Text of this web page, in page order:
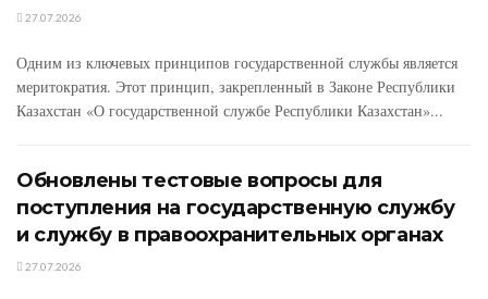
27.07.2026
Одним из ключевых принципов государственной службы является
меритократия. Этот принцип, закрепленный в Законе Республики
Казахстан «О государственной службе Республики Казахстан»...
Обновлены тестовые вопросы для
поступления на государственную службу
и службу в правоохранительных органах
27.07.2026